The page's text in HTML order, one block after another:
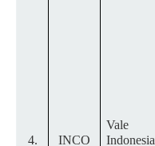
4. INCO
Vale
Indonesia